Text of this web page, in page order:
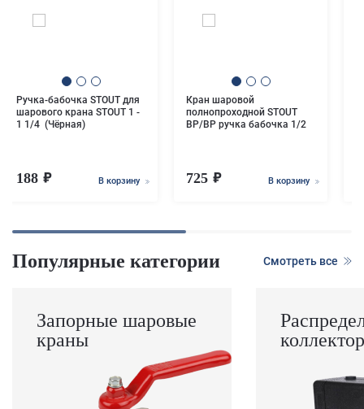
Ручка-бабочка STOUT для
шарового крана STOUT 1 -
1 1/4 (Чёрная)
188 В корзину
Кран шаровой
полнопроходной STOUT
ВР/ВР ручка бабочка 1/2
725 В корзину
Популярные категории Смотреть все
Запорные шаровые
краны